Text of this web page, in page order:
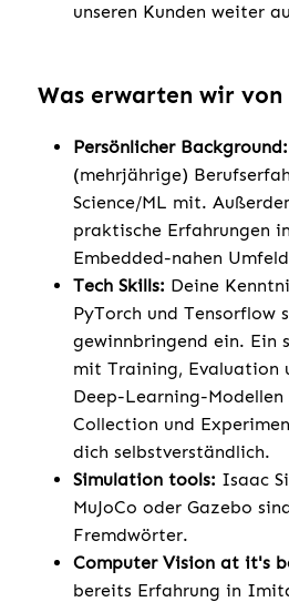
unseren Kunden weiter
Was erwarten wir
Persönlicher Background:
(mehrjährige)
Science/ML mit.
praktische Erfahrungen
Embedded-nahen
Tech Skills: Deine
PyTorch und Tensorflow
gewinnbringend ein. Ein
mit Training, Evaluation
Deep-Learning-
Collection und
dich selbstverständlich.
Simulation tools: Isaac
MuJoCo oder Gazebo
Fremdwörter.
Computer Vision at it's
bereits Erfahrung in